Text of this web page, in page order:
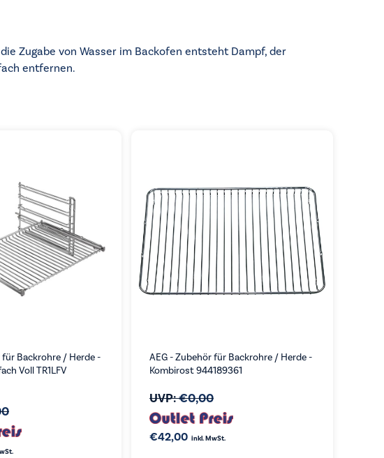
Zugabe von Wasser im Backofen entsteht Dampf, der
entfernen.
für Backrohre / Herde -
Voll TR1LFV
AEG - Zubehör für Backrohre / Herde -
Kombirost 944189361
UVP:€0,00
€42,00 inkl. MwSt.